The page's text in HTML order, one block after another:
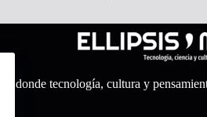
donde tecnología, cultura y